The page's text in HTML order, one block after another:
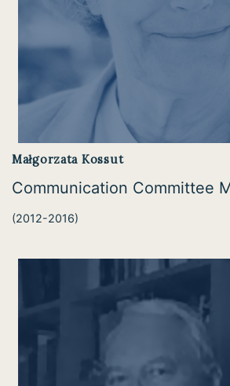
Małgorzata Kossut
Communication Committee
(2012-2016)